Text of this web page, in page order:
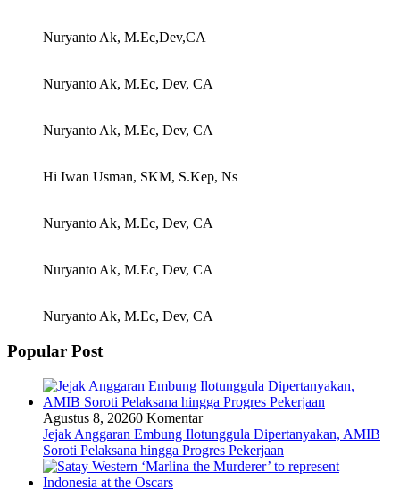
Nuryanto Ak, M.Ec,Dev,CA
Nuryanto Ak, M.Ec, Dev, CA
Nuryanto Ak, M.Ec, Dev, CA
Hi Iwan Usman, SKM, S.Kep, Ns
Nuryanto Ak, M.Ec, Dev, CA
Nuryanto Ak, M.Ec, Dev, CA
Nuryanto Ak, M.Ec, Dev, CA
Popular Post
Agustus 8, 20260 Komentar
Jejak Anggaran Embung Ilotunggula Dipertanyakan, AMIB
Soroti Pelaksana hingga Progres Pekerjaan